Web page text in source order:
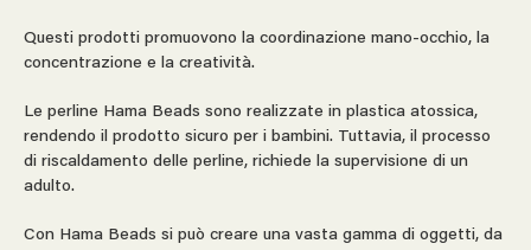
Questi prodotti promuovono la coordinazione mano-occhio, la
concentrazione e la creatività.
Le perline Hama Beads sono realizzate in plastica atossica,
rendendo il prodotto sicuro per i bambini. Tuttavia, il processo
di riscaldamento delle perline, richiede la supervisione di un
adulto.
Con Hama Beads si può creare una vasta gamma di oggetti, da